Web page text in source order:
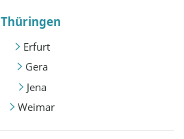
Thüringen
Erfurt
Gera
Jena
Weimar